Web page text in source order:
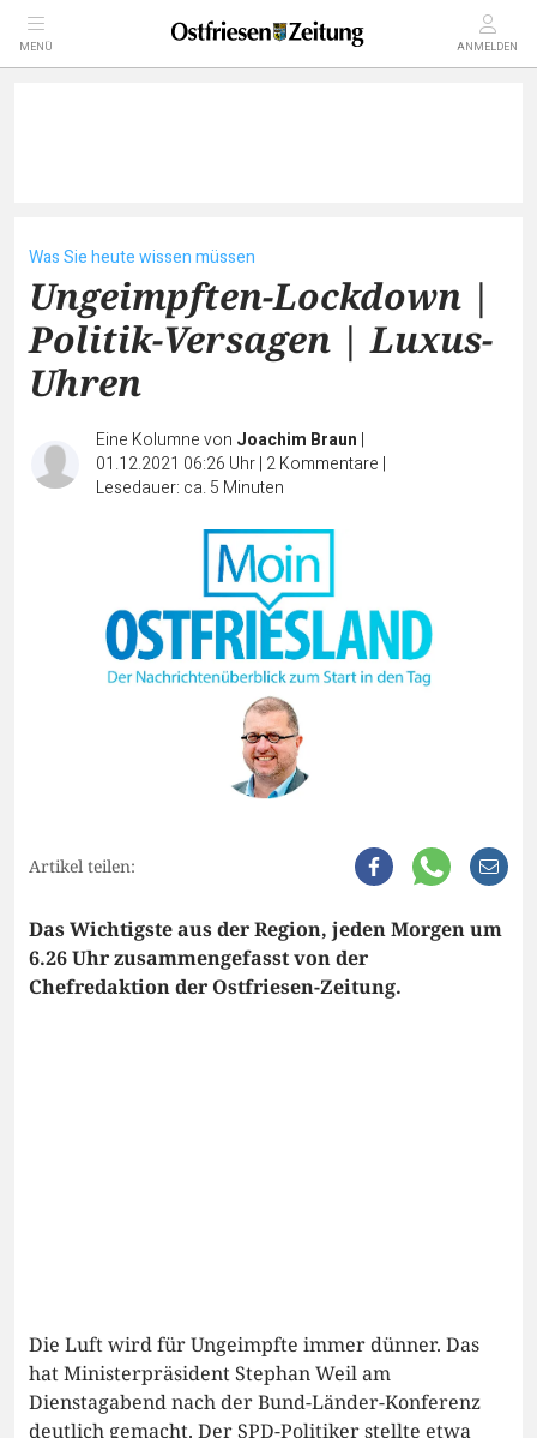
MENÜ ANMELDEN
Was Sie heute wissen müssen
Ungeimpften-Lockdown |
Politik-Versagen | Luxus-
Uhren
Eine Kolumne von Joachim Braun |
01.12.2021 06:26 Uhr| 2Kommentare |
Lesedauer: ca. 5 Minuten
Artikel teilen:
Das Wichtigste aus der Region, jeden Morgen um
6.26 Uhr zusammengefasst von der
Chefredaktion der Ostfriesen-Zeitung.
Die Luft wird für Ungeimpfte immer dünner. Das
hat Ministerpräsident Stephan Weil am
Dienstagabend nach der Bund-Länder-Konferenz
deutlich gemacht. Der SPD-Politiker stellte etwa